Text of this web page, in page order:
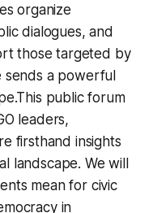
organize
dialogues, and
those targeted by
sends a powerful
public forum
leaders,
firsthand insights
landscape. We will
mean for civic
in